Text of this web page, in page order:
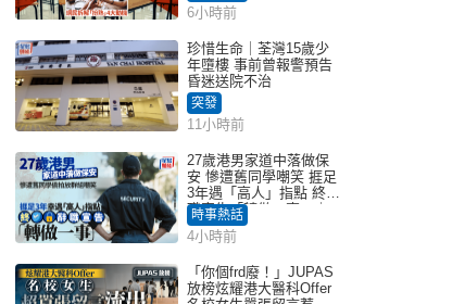
6小時前
珍惜生命｜荃灣15歲少
年墮樓 事前曾報警預告
昏迷送院不治
突發
11小時前
27歲港男家道中落做保
安 慘遭舊同學嘲笑 捱足
3年遇「高人」指點 終辭
職宣告「轉做一事」｜
Juicy叮
時事熱話
4小時前
「你個frd廢！」JUPAS
放榜炫耀港大醫科Offer